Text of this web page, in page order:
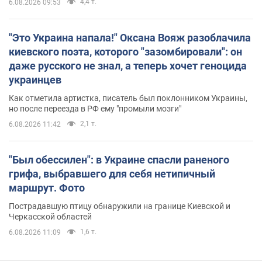
6.08.2026 09:53
"Это Украина напала!" Оксана Вояж разоблачила
киевского поэта, которого "зазомбировали": он
даже русского не знал, а теперь хочет геноцида
украинцев
Как отметила артистка, писатель был поклонником Украины,
но после переезда в РФ ему "промыли мозги"
6.08.2026 11:42 2,1 т.
"Был обессилен": в Украине спасли раненого
грифа, выбравшего для себя нетипичный
маршрут. Фото
Пострадавшую птицу обнаружили на границе Киевской и
Черкасской областей
6.08.2026 11:09 1,6 т.